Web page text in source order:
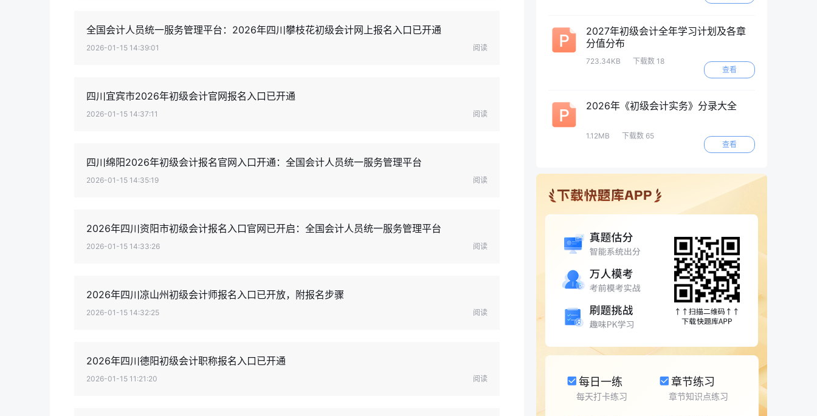
全国会计人员统一服务管理平台：2026年四川攀枝花初级会计网上报名入口已开通
2026-01-15 14:39:01 阅读
四川宜宾市2026年初级会计官网报名入口已开通
2026-01-15 14:37:11 阅读
四川绵阳2026年初级会计报名官网入口开通：全国会计人员统一服务管理平台
2026-01-15 14:35:19 阅读
2026年四川资阳市初级会计报名入口官网已开启：全国会计人员统一服务管理平台
2026-01-15 14:33:26 阅读
2026年四川凉山州初级会计师报名入口已开放，附报名步骤
2026-01-15 14:32:25 阅读
2026年四川德阳初级会计职称报名入口已开通
2026-01-15 11:21:20 阅读
2027年初级会计全年学习计划及各章
分值分布
723.34KB
下载数 18
查看
2026年《初级会计实务》分录大全
1.12MB
下载数 65
查看
每日一练
每天打卡练习
章节练习
章节知识点练习